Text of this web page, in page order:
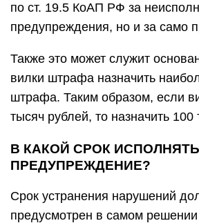
по ст. 19.5 КоАП РФ за
предупреждения, но и за само
Также это может служит
вилки штрафа назначить
штрафа. Таким образом, если
тысяч рублей, то назначить 100
В КАКОЙ СРОК ИСПОЛНЯТЬ
ПРЕДУПРЕЖДЕНИЕ?
Срок устранения нарушений
предусмотрен в самом